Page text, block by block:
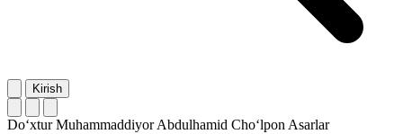
Kirish
Do‘xtur MuhammaddiyorAbdulhamid Cho‘lponAsarlar